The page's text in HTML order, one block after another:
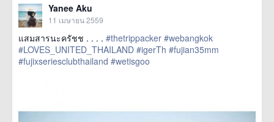
Yanee Aku
11 เมษายน 2559
แสมสารนะครัชช . . . . #thetrippacker #webangkok
#LOVES_UNITED_THAILAND #igerTh #fujian35mm
#fujixseriesclubthailand #wetisgoo